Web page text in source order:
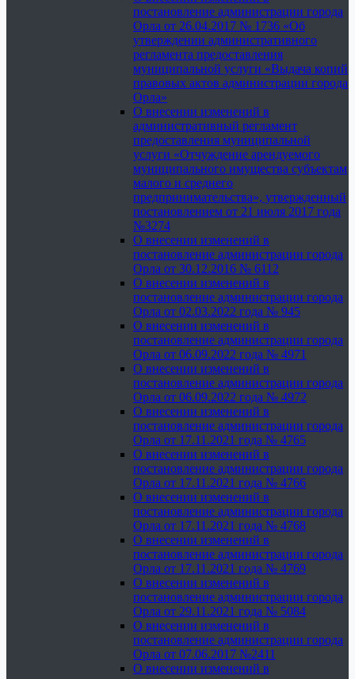
постановление администрации города
Орла от 26.04.2017 № 1736 «Об
утверждении административного
регламента предоставления
муниципальной услуги «Выдача копий
правовых актов администрации города
Орла»
О внесении изменений в
административный регламент
предоставления муниципальной
услуги «Отчуждение арендуемого
муниципального имущества субъектам
малого и среднего
предпринимательства», утвержденный
постановлением от 21 июля 2017 года
№3274
О внесении изменений в
постановление администрации города
Орла от 30.12.2016 № 6112
О внесении изменений в
постановление администрации города
Орла от 02.03.2022 года № 945
О внесении изменений в
постановление администрации города
Орла от 06.09.2022 года № 4971
О внесении изменений в
постановление администрации города
Орла от 06.09.2022 года № 4972
О внесении изменений в
постановление администрации города
Орла от 17.11.2021 года № 4765
О внесении изменений в
постановление администрации города
Орла от 17.11.2021 года № 4766
О внесении изменений в
постановление администрации города
Орла от 17.11.2021 года № 4768
О внесении изменений в
постановление администрации города
Орла от 17.11.2021 года № 4769
О внесении изменений в
постановление администрации города
Орла от 29.11.2021 года № 5084
О внесении изменений в
постановление администрации города
Орла от 07.06.2017 №2411
О внесении изменений в